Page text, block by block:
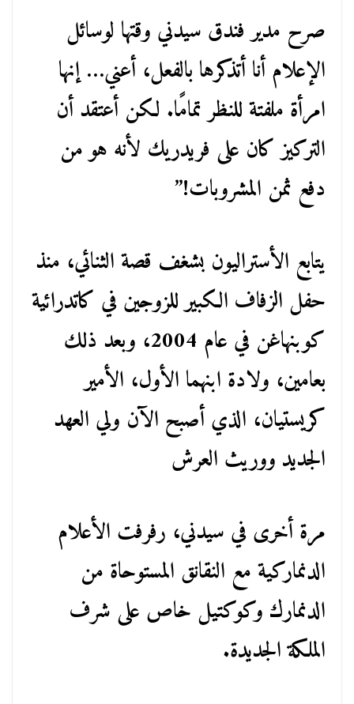
صرح مدير فندق سيدني وقتها لوسائل
الإعلام أنا أتذكرها بالفعل، أعني… إنها
امرأة ملفتة للنظر تمامًا. لكن أعتقد أن
التركيز كان على فريدريك لأنه هو من
دفع ثمن المشروبات!”
يتابع الأستراليون بشغف قصة الثنائي، منذ
حفل الزفاف الكبير للزوجين في كاتدرائية
كوبنهاغن في عام 2004، وبعد ذلك
بعامين، ولادة ابنهما الأول، الأمير
كريستيان، الذي أصبح الآن ولي العهد
الجديد ووريث العرش
مرة أخرى في سيدني، رفرفت الأعلام
الدنماركية مع النقانق المستوحاة من
الدنمارك وكوكتيل خاص على شرف
الملكة الجديدة.